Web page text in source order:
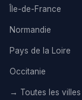
Île-de-France
Normandie
Pays de la Loire
Occitanie
→ Toutes les villes